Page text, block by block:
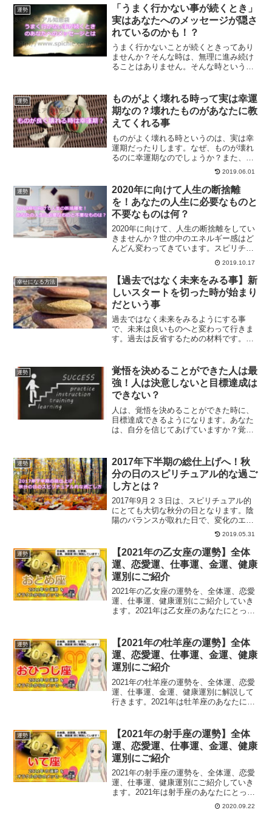
アップに繋がります。金運アップのため
の玄関の掃除方法をご紹介します。
運勢
「うまく行かない事が続くとき」
実はあなたへのメッセージが隠さ
れているのかも！？
うまく行かないことが続くときってあり
ませんか？そんな時は、無理に進み続け
ることはありません。そんな時というの
れた天からのメッセージは？
運勢
ものがよく壊れる時って実は幸運
期なの？壊れたものがあなたに教
えてくれる事
ものがよく壊れる時というのは、実は幸
運期だったりします。なぜ、ものが壊れ
るのに幸運期なのでしょうか？また、壊
れたものがあなたに教えてくれてる事と
は何なのでしょうか？ものがよく壊れる
時の事について解説します。
2019.06.01
運勢
2020年に向けて人生の断捨離
を！あなたの人生に必要なものと
不要なものは何？
2020年に向けて、人生の断捨離をしてい
きませんか？世の中のエネルギー感はど
んどん変わってきています。スピリチュ
アル界だけの話ではありません。あなた
の人生に必要なものと不要なものをまず
は洗い出してみませんか？
2019.10.17
幸せになる方法
【過去ではなく未来をみる事】新
しいスタートを切った時が始まり
だという事
過去ではなく未来をみるようにする事
で、未来は良いものへと変わって行きま
す。過去は反省するための材料です。過
た時が始まりだと思う事で、人生良い方
向に進んで行くはずです。
運勢
覚悟を決めることができた人は最
強！人は決意しないと目標達成は
できない？
人は、覚悟を決めることができた時に、
目標達成できるようになります。あなた
は、自分を信じてあげていますか？覚悟
目標も達成できるはずです。
運勢
2017年下半期の総仕上げへ！秋
分の日のスピリチュアル的な過ご
し方とは？
2017年9月２３日は、スピリチュアル的
にとても大切な秋分の日となります。陰
陽のバランスが取れた日で、変化のエネ
ルギーがとても強い日になります。そん
な秋分の日にするべきことについて、ご
紹介します。
2019.05.31
運勢
【2021年の乙女座の運勢】全体
運、恋愛運、仕事運、金運、健康
運別にご紹介
2021年の乙女座の運勢を、全体運、恋愛
運、仕事運、健康運別にご紹介していき
ます。2021年は乙女座のあなたにとって
運勢
【2021年の牡羊座の運勢】全体
運、恋愛運、仕事運、金運、健康
運別にご紹介
2021年の牡羊座の運勢を、全体運、恋愛
運、仕事運、金運、健康運別に解説して
行きます。2021年は牡羊座のあなたにと
前もって対策も立てやすくなります。自
分自身の力で人...
運勢
【2021年の射手座の運勢】全体
運、恋愛運、仕事運、金運、健康
運別にご紹介
2021年の射手座の運勢を、全体運、恋愛
運、仕事運、健康運別にご紹介していき
ます。2021年は射手座のあなたにとって
どんな1年になるでしょうか？西洋占星術
2020.09.22